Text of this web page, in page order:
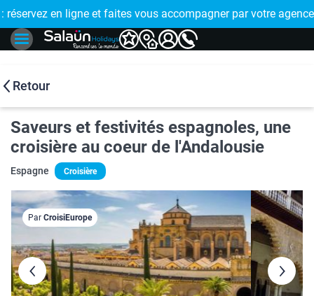
!
: réservez en ligne et faites vous accompagner par votre
🤩
Retour
Saveurs et festivités espagnoles, une
croisière au coeur de l'Andalousie
Espagne Croisière
Par CroisiEurope